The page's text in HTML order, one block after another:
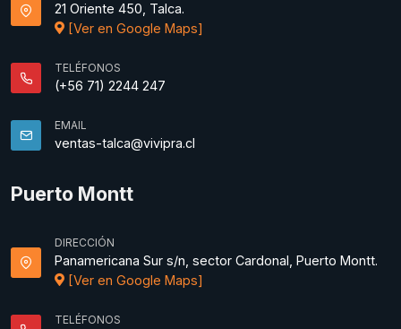
21 Oriente 450, Talca.
[Ver en Google Maps]
TELÉFONOS
(+56 71) 2244 247
EMAIL
ventas-talca@vivipra.cl
Puerto Montt
DIRECCIÓN
Panamericana Sur s/n, sector Cardonal, Puerto Montt.
[Ver en Google Maps]
TELÉFONOS